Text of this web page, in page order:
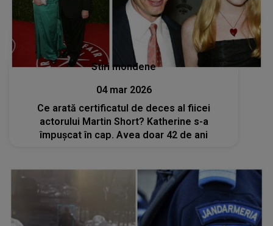
Stiri mondene
04 mar 2026
Ce arată certificatul de deces al fiicei
actorului Martin Short? Katherine s-a
împușcat în cap. Avea doar 42 de ani